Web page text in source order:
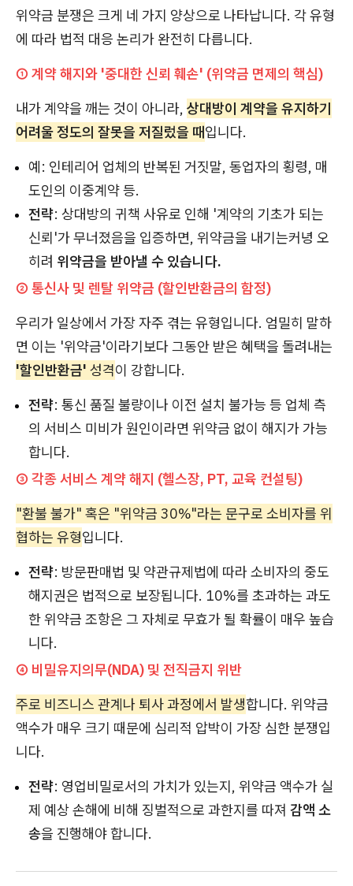
위약금 분쟁은 크게 네 가지 양상으로 나타납니다. 각 유형
에 따라 법적 대응 논리가 완전히 다릅니다.
① 계약 해지와 '중대한 신뢰 훼손' (위약금 면제의 핵심)
내가 계약을 깨는 것이 아니라, 상대방이 계약을 유지하기
어려울 정도의 잘못을 저질렀을 때입니다.
예: 인테리어 업체의 반복된 거짓말, 동업자의 횡령, 매
도인의 이중계약 등.
전략: 상대방의 귀책 사유로 인해 '계약의 기초가 되는
신뢰'가 무너졌음을 입증하면, 위약금을 내기는커녕 오
히려 위약금을 받아낼 수 있습니다.
② 통신사 및 렌탈 위약금 (할인반환금의 함정)
우리가 일상에서 가장 자주 겪는 유형입니다. 엄밀히 말하
면 이는 '위약금'이라기보다 그동안 받은 혜택을 돌려내는
'할인반환금' 성격이 강합니다.
전략: 통신 품질 불량이나 이전 설치 불가능 등 업체 측
의 서비스 미비가 원인이라면 위약금 없이 해지가 가능
합니다.
③ 각종 서비스 계약 해지 (헬스장, PT, 교육 컨설팅)
"환불 불가" 혹은 "위약금 30%"라는 문구로 소비자를 위
협하는 유형입니다.
전략: 방문판매법 및 약관규제법에 따라 소비자의 중도
해지권은 법적으로 보장됩니다. 10%를 초과하는 과도
한 위약금 조항은 그 자체로 무효가 될 확률이 매우 높습
니다.
④ 비밀유지의무(NDA) 및 전직금지 위반
주로 비즈니스 관계나 퇴사 과정에서 발생합니다. 위약금
액수가 매우 크기 때문에 심리적 압박이 가장 심한 분쟁입
니다.
전략: 영업비밀로서의 가치가 있는지, 위약금 액수가 실
제 예상 손해에 비해 징벌적으로 과한지를 따져 감액 소
송을 진행해야 합니다.